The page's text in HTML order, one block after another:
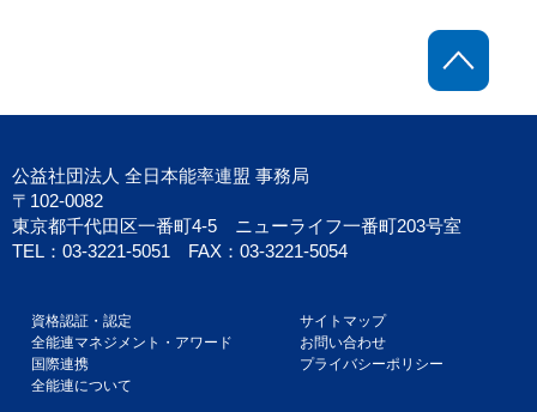
公益社団法人 全日本能率連盟 事務局
〒102-0082
東京都千代田区一番町4-5 ニューライフ一番町203号室
TEL：03-3221-5051 FAX：03-3221-5054
資格認証・認定
全能連マネジメント・アワード
国際連携
全能連について
サイトマップ
お問い合わせ
プライバシーポリシー